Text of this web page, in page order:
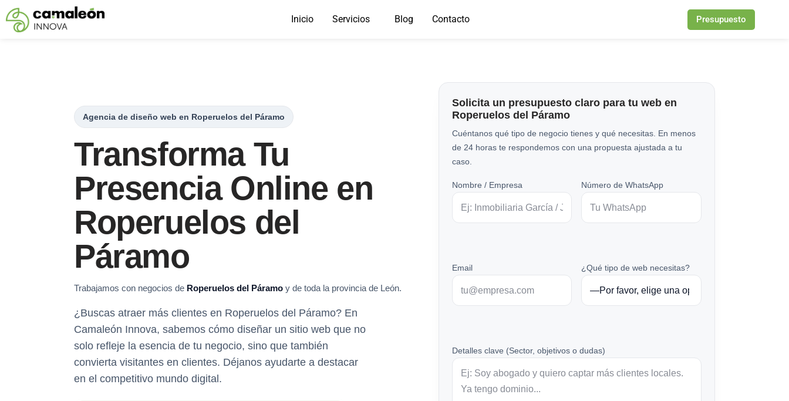
Saltar
Inicio Servicios Blog Contacto Presupuesto
Agencia de diseño web en Roperuelos del Páramo
Transforma Tu
Presencia Online en
Roperuelos del
Páramo
Trabajamos con negocios de Roperuelos del Páramo y de toda la provincia de León.
¿Buscas atraer más clientes en Roperuelos del Páramo? En
Camaleón Innova, sabemos cómo diseñar un sitio web que no
solo refleje la esencia de tu negocio, sino que también
convierta visitantes en clientes. Déjanos ayudarte a destacar
en el competitivo mundo digital.
Solicita un presupuesto claro para tu web en
Roperuelos del Páramo
Cuéntanos qué tipo de negocio tienes y qué necesitas. En menos
de 24 horas te respondemos con una propuesta ajustada a tu
caso.
Nombre / Empresa Número de WhatsApp
Email ¿Qué tipo de web necesitas?
Detalles clave (Sector, objetivos o dudas)